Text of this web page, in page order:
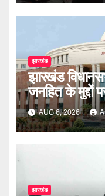
झारखंड
झारखंड
जनहित के मुद्दों
AUG 6, 2026
झारखंड